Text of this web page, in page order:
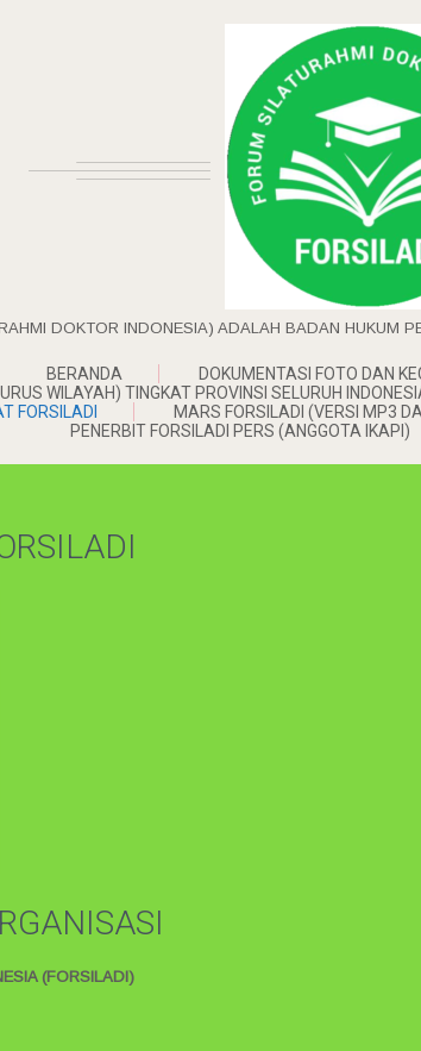
DOKTOR INDONESIA) ADALAH BADAN HUKUM
BERANDA DOKUMENTASI FOTO DAN
WILAYAH) TINGKAT PROVINSI SELURUH
FORSILADI
MARS FORSILADI (VERSI MP3
PENERBIT FORSILADI PERS (ANGGOTA IKAPI)
(FORSILADI)